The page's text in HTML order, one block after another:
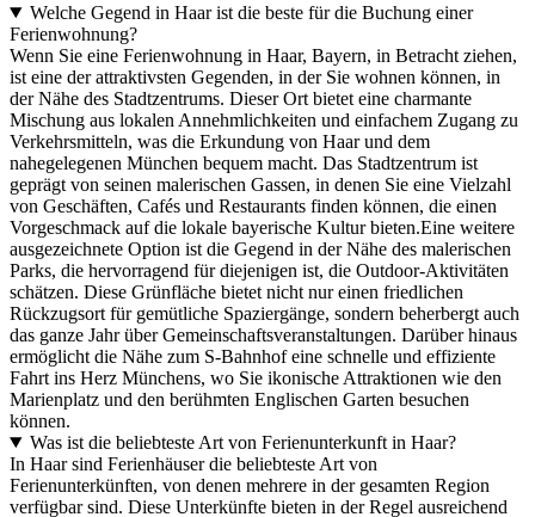
Welche Gegend in Haar ist die beste für die Buchung einer
Ferienwohnung?
Wenn Sie eine Ferienwohnung in Haar, Bayern, in Betracht ziehen,
ist eine der attraktivsten Gegenden, in der Sie wohnen können, in
der Nähe des Stadtzentrums. Dieser Ort bietet eine charmante
Mischung aus lokalen Annehmlichkeiten und einfachem Zugang zu
Verkehrsmitteln, was die Erkundung von Haar und dem
nahegelegenen München bequem macht. Das Stadtzentrum ist
geprägt von seinen malerischen Gassen, in denen Sie eine Vielzahl
von Geschäften, Cafés und Restaurants finden können, die einen
Vorgeschmack auf die lokale bayerische Kultur bieten.Eine weitere
ausgezeichnete Option ist die Gegend in der Nähe des malerischen
Parks, die hervorragend für diejenigen ist, die Outdoor-Aktivitäten
schätzen. Diese Grünfläche bietet nicht nur einen friedlichen
Rückzugsort für gemütliche Spaziergänge, sondern beherbergt auch
das ganze Jahr über Gemeinschaftsveranstaltungen. Darüber hinaus
ermöglicht die Nähe zum S-Bahnhof eine schnelle und effiziente
Fahrt ins Herz Münchens, wo Sie ikonische Attraktionen wie den
Marienplatz und den berühmten Englischen Garten besuchen
können.
Was ist die beliebteste Art von Ferienunterkunft in Haar?
In Haar sind Ferienhäuser die beliebteste Art von
Ferienunterkünften, von denen mehrere in der gesamten Region
verfügbar sind. Diese Unterkünfte bieten in der Regel ausreichend